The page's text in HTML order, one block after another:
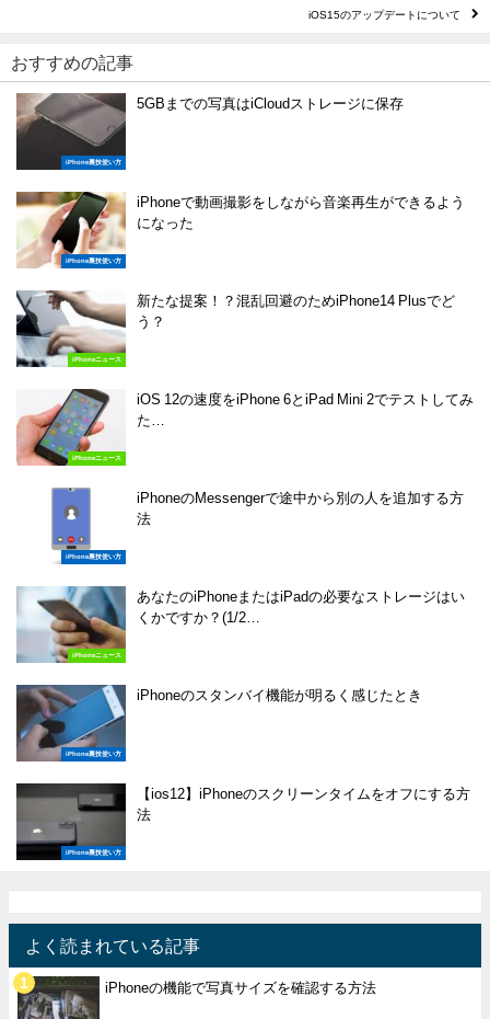
iOS15のアップデートについて
おすすめの記事
iPhone裏技使い方
5GBまでの写真はiCloudストレージに保存
iPhone裏技使い方
iPhoneで動画撮影をしながら音楽再生ができるよう
になった
iPhoneニュース
新たな提案！？混乱回避のためiPhone14 Plusでど
う？
iPhoneニュース
iOS 12の速度をiPhone 6とiPad Mini 2でテストしてみ
た…
iPhone裏技使い方
iPhoneのMessengerで途中から別の人を追加する方
法
iPhoneニュース
あなたのiPhoneまたはiPadの必要なストレージはい
くかですか？(1/2…
iPhone裏技使い方
iPhoneのスタンバイ機能が明るく感じたとき
iPhone裏技使い方
【ios12】iPhoneのスクリーンタイムをオフにする方
法
よく読まれている記事
iPhoneの機能で写真サイズを確認する方法